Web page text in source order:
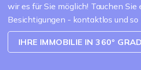
wir es für Sie möglich! Tauchen
Besichtigungen - kontaktlos und so
IHRE IMMOBILIE IN 360°